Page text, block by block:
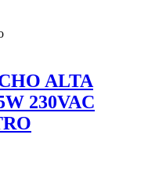
ALTA
230VAC